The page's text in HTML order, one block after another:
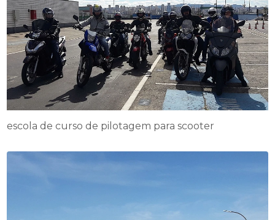
escola de curso de pilotagem para scooter